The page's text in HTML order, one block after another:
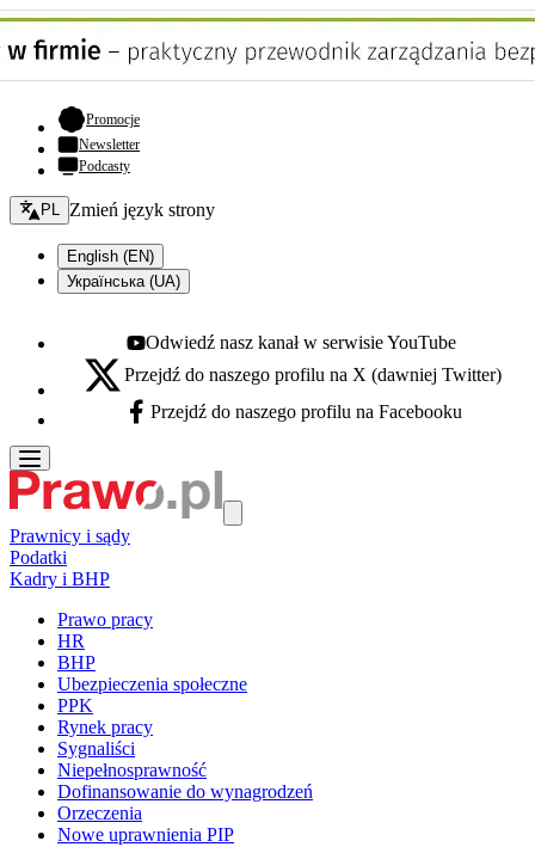
Promocje- otwiera się w nowej karcie
Newsletter
Podcasty
Zmień język - bieżący:
PL Zmień język strony
English (EN)
Українська (UA)
Youtube - otwiera się w nowej karcie
Odwiedź nasz kanał w serwisie YouTube
X - otwiera się w nowej karcie
Przejdź do naszego profilu na X (dawniej Twitter)
Facebook - otwiera się w nowej karcie
Przejdź do naszego profilu na Facebooku
Prawnicy i sądy
Podatki
Kadry i BHP
Prawo pracy
HR
BHP
Ubezpieczenia społeczne
PPK
Rynek pracy
Sygnaliści
Niepełnosprawność
Dofinansowanie do wynagrodzeń
Orzeczenia
Nowe uprawnienia PIP